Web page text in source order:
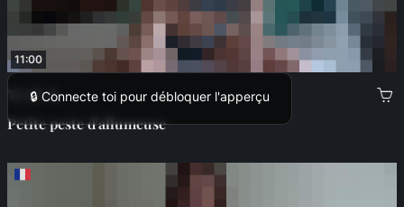
11:00
🔒 Connecte toi pour débloquer l'apperçu
12,00 €
Petite peste d'allumeuse